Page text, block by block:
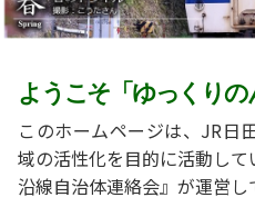
ようこそ「ゆっくりの
このホームページは、JR日
域の活性化を目的に活動し
沿線自治体連絡会』が運営し